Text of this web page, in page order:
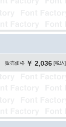
販売価格 ￥ 2,036 [税込]